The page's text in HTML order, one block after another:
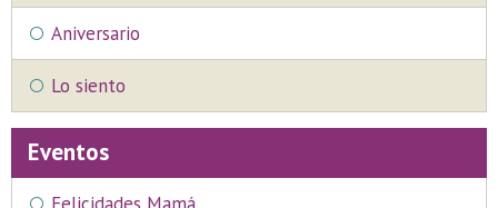
Aniversario
Lo siento
Eventos